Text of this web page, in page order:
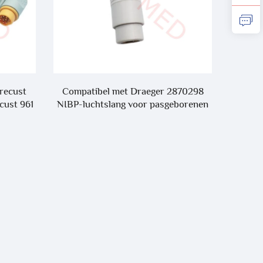
961
Compatibel met Draeger 2870298
NIBP-luchtslang voor pasgeborenen